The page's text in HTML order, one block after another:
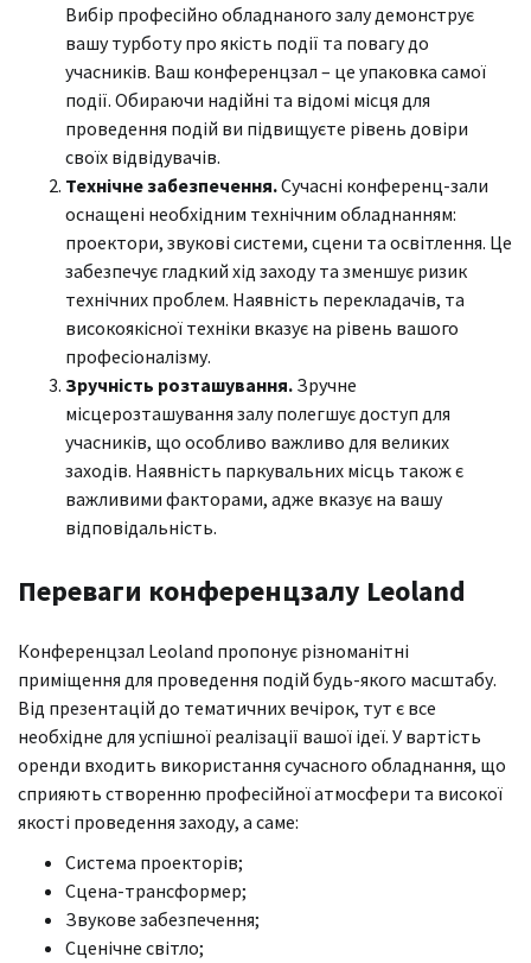
Вибір професійно обладнаного залу демонструє
вашу турботу про якість події та повагу до
учасників. Ваш конференцзал – це упаковка самої
події. Обираючи надійні та відомі місця для
проведення подій ви підвищуєте рівень довіри
своїх відвідувачів.
Технічне забезпечення.Сучасні конференц-зали
оснащені необхідним технічним обладнанням:
проектори, звукові системи, сцени та освітлення. Це
забезпечує гладкий хід заходу та зменшує ризик
технічних проблем. Наявність перекладачів, та
високоякісної техніки вказує на рівень вашого
професіоналізму.
Зручність розташування. Зручне
місцерозташування залу полегшує доступ для
учасників, що особливо важливо для великих
заходів. Наявність паркувальних місць також є
важливими факторами, адже вказує на вашу
відповідальність.
Переваги конференцзалу Leoland
Конференцзал Leoland пропонує різноманітні
приміщення для проведення подій будь-якого масштабу.
Від презентацій до тематичних вечірок, тут є все
необхідне для успішної реалізації вашої ідеї. У вартість
оренди входить використання сучасного обладнання, що
сприяють створенню професійної атмосфери та високої
якості проведення заходу, а саме:
Система проекторів;
Сцена-трансформер;
Звукове забезпечення;
Сценічне світло;